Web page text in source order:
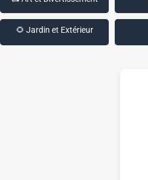
🌻 Jardin et Extérieur